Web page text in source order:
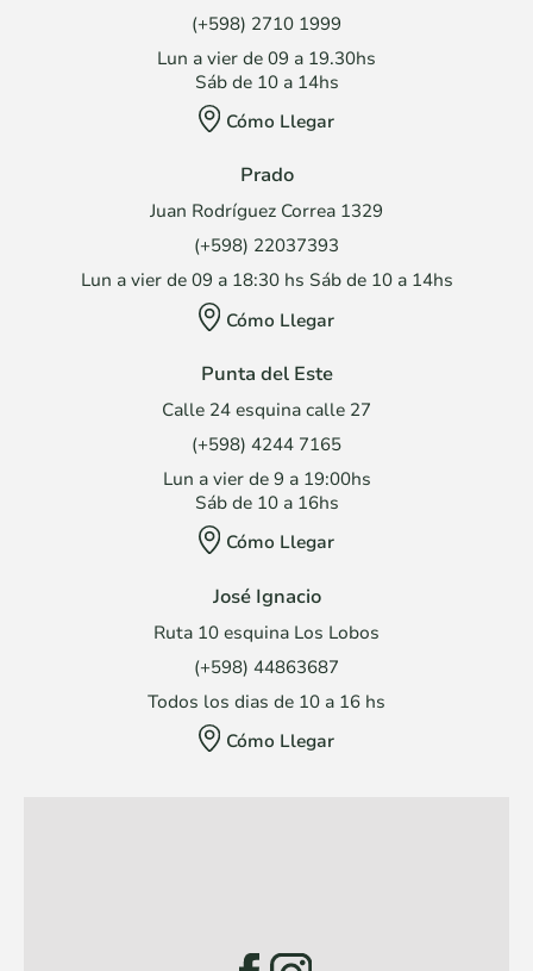
(+598) 2710 1999
Lun a vier de 09 a 19.30hs
Sáb de 10 a 14hs
Cómo Llegar
Prado
Juan Rodríguez Correa 1329
(+598) 22037393
Lun a vier de 09 a 18:30 hs Sáb de 10 a 14hs
Cómo Llegar
Punta del Este
Calle 24 esquina calle 27
(+598) 4244 7165
Lun a vier de 9 a 19:00hs
Sáb de 10 a 16hs
Cómo Llegar
José Ignacio
Ruta 10 esquina Los Lobos
(+598) 44863687
Todos los dias de 10 a 16 hs
Cómo Llegar